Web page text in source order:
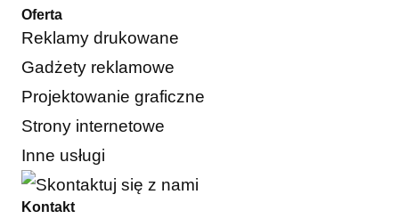
Oferta
Reklamy drukowane
Gadżety reklamowe
Projektowanie graficzne
Strony internetowe
Inne usługi
Kontakt